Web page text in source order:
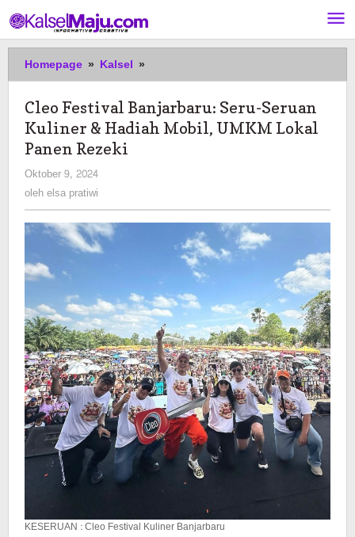
ke
konten
Homepage » Kalsel »
Festival
Banjarbaru:
Seru-
Seruan
UMKM
Panen
Rezeki
Cleo Festival Banjarbaru: Seru-Seruan
Kuliner & Hadiah Mobil, UMKM Lokal
Panen Rezeki
Oktober 9, 2024
olehelsa pratiwi
KESERUAN : Cleo Festival Kuliner Banjarbaru